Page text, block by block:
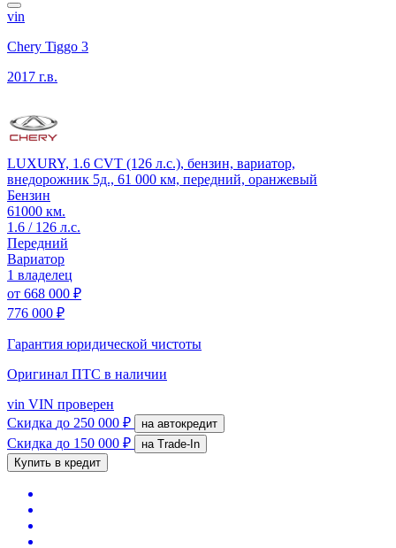
vin
Chery Tiggo 3
2017 г.в.
LUXURY, 1.6 CVT (126 л.с.), бензин, вариатор,
внедорожник 5д., 61 000 км, передний, оранжевый
Бензин
61000 км.
1.6 / 126 л.с.
Передний
Вариатор
1 владелец
от 668 000 ₽
776 000 ₽
Гарантия юридической чистоты
Оригинал ПТС в наличии
vin VIN проверен
Скидка до 250 000 ₽ на автокредит
Скидка до 150 000 ₽
на Trade-In
Купить в кредит